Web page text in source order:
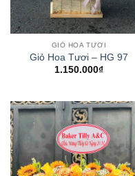
GIỎ HOA TƯƠI
Giỏ Hoa Tươi – HG 97
1.150.000₫